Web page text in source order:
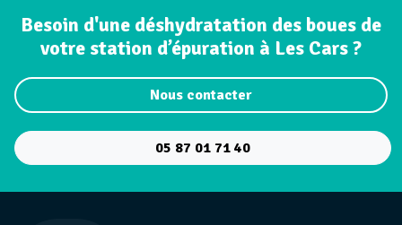
Besoin d'une déshydratation des boues de
votre station d’épuration à Les Cars ?
Nous contacter
05 87 01 71 40